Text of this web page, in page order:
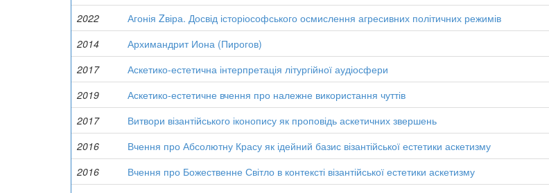
2022
Агонія Zвіра. Досвід історіософського осмислення агресивних політичних режимів
2014
Архимандрит Иона (Пирогов)
2017
Аскетико-естетична інтерпретація літургійної аудіосфери
2019
Аскетико-естетичне вчення про належне використання чуттів
2017
Витвори візантійського іконопису як проповідь аскетичних звершень
2016
Вчення про Абсолютну Красу як ідейний базис візантійської естетики аскетизму
2016
Вчення про Божественне Світло в контексті візантійської естетики аскетизму